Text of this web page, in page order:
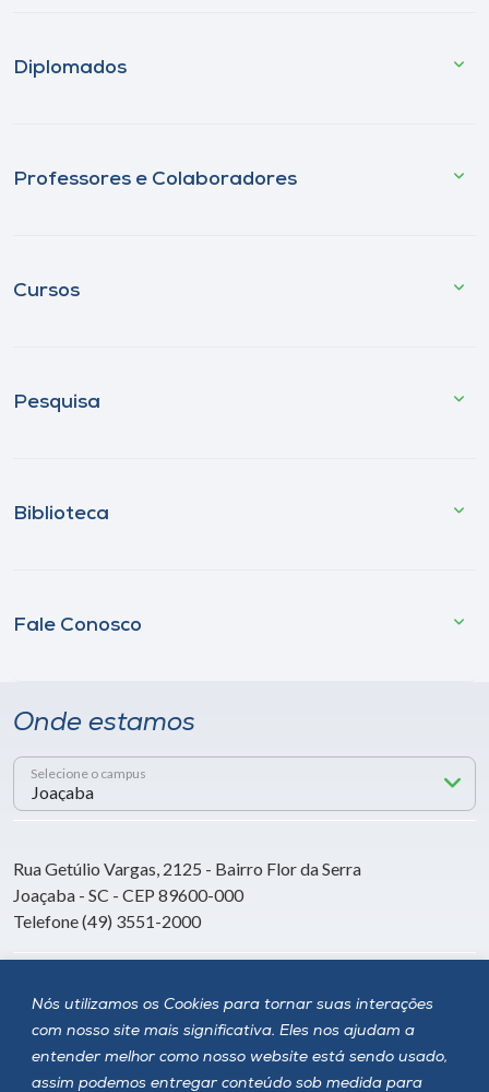
Nós utilizamos os Cookies para tornar suas interações
com nosso site mais significativa. Eles nos ajudam a
entender melhor como nosso website está sendo usado,
assim podemos entregar conteúdo sob medida para
Diplomados
Professores e Colaboradores
Cursos
Pesquisa
Biblioteca
Fale Conosco
Onde estamos
Selecione o campus
Rua Getúlio Vargas, 2125 - Bairro Flor da Serra
Joaçaba - SC - CEP 89600-000
Telefone (49) 3551-2000
Siga a Unoesc